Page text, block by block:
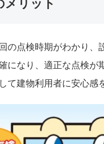
メリット
の点検時期がわかり、
になり、適正な点検が
て建物利用者に安心感